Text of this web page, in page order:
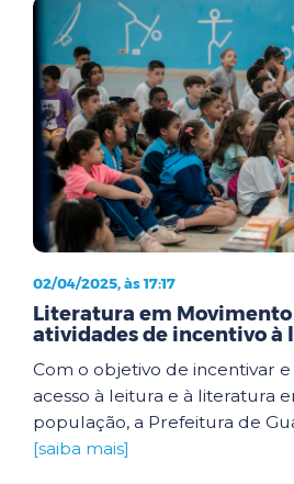
02/04/2025, às 17:17
Literatura em
atividades de incentivo à
Com o objetivo de incentivar
acesso à leitura e à literatura
população, a Prefeitura de
[saiba mais]